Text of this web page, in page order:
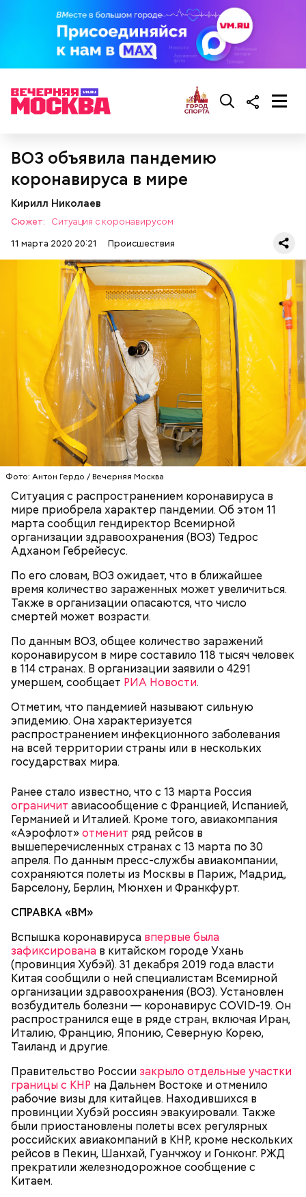
ВОЗ объявила пандемию
коронавируса в мире
Кирилл Николаев
Сюжет:
Ситуация с коронавирусом
11 марта 2020 20:21
Происшествия
Фото: Антон Гердо / Вечерняя Москва
Ситуация с распространением коронавируса в
мире приобрела характер пандемии. Об этом 11
марта сообщил гендиректор Всемирной
организации здравоохранения (ВОЗ) Тедрос
Адханом Гебрейесус.
По его словам, ВОЗ ожидает, что в ближайшее
время количество зараженных может увеличиться.
Также в организации опасаются, что число
смертей может возрасти.
По данным ВОЗ, общее количество заражений
коронавирусом в мире составило 118 тысяч человек
в 114 странах. В организации заявили о 4291
умершем, сообщает РИА Новости.
Отметим, что пандемией называют сильную
эпидемию. Она характеризуется
распространением инфекционного заболевания
на всей территории страны или в нескольких
государствах мира.
Ранее стало известно, что с 13 марта Россия
ограничит авиасообщение с Францией, Испанией,
Германией и Италией. Кроме того, авиакомпания
«Аэрофлот»отменит ряд рейсов в
вышеперечисленных странах с 13 марта по 30
апреля. По данным пресс-службы авиакомпании,
сохраняются полеты из Москвы в Париж, Мадрид,
Барселону, Берлин, Мюнхен и Франкфурт.
СПРАВКА «ВМ»
Вспышка коронавируса впервые была
зафиксирована в китайском городе Ухань
(провинция Хубэй). 31 декабря 2019 года власти
Китая сообщили о ней специалистам Всемирной
организации здравоохранения (ВОЗ). Установлен
возбудитель болезни — коронавирус COVID-19. Он
распространился еще в ряде стран, включая Иран,
Италию, Францию, Японию, Северную Корею,
Таиланд и другие.
Правительство Россиизакрыло отдельные участки
границы с КНР на Дальнем Востоке и отменило
рабочие визы для китайцев. Находившихся в
провинции Хубэй россиян эвакуировали. Также
были приостановлены полеты всех регулярных
российских авиакомпаний в КНР, кроме нескольких
рейсов в Пекин, Шанхай, Гуанчжоу и Гонконг. РЖД
прекратили железнодорожное сообщение с
Китаем.
Как Москва борется с коронавирусом
4 марта начала работугорячая линия
Департамента здравоохранения города Москвы
для прилетевших из стран с неблагополучной
сотрудников кол-центра составляет 170 человек,
все они работают, чтобы оказать необходимую
помощь и предоставить актуальную информацию
о коронавирусной инфекции.
5 марта мэр Москвы Сергей Собянин сообщил о
дополнительных мерах по предотвращению
распространения коронавируса . В частности, был
издан указ о введении в столицережима
повышенной готовностигородских служб. Речь
идет об амбулаторном и стационарном звеньях
здравоохранения, городского хозяйства,
транспорта.
10 марта также стало известно, что в рамках
режима повышенной готовности
принято решение
о строительстве мобильного комплекса новой
инфекционной больницы. Как написал Сергей
Собянин в личном блоге, она станет дополнением
стационара в Коммунарке и Инфекционной
клинической больницы № 1.
Памятка «ВМ» по коронавирусу